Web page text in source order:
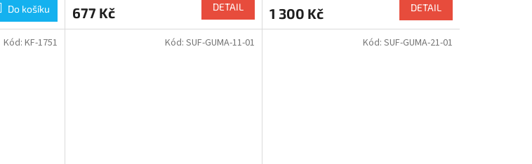
Do košíku 677 Kč DETAIL 1 300 Kč DETAIL
Kód: KF-1751 Kód: SUF-GUMA-11-01 Kód: SUF-GUMA-21-01